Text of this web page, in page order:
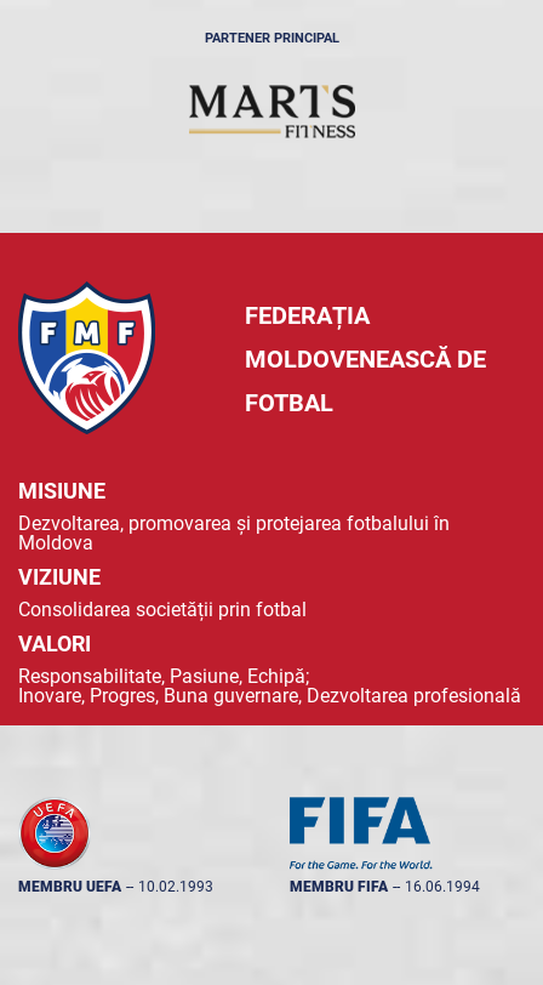
PARTENER PRINCIPAL
FEDERAȚIA
MOLDOVENEASCĂ DE
FOTBAL
MISIUNE
Dezvoltarea, promovarea și protejarea fotbalului în
Moldova
VIZIUNE
Consolidarea societății prin fotbal
VALORI
Responsabilitate, Pasiune, Echipă;
Inovare, Progres, Buna guvernare, Dezvoltarea profesională
MEMBRU UEFA -- 10.02.1993 MEMBRU FIFA -- 16.06.1994